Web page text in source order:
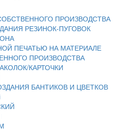
ПРОИЗВОДСТВА
РЕЗИНОК-ПУГОВОК
ПЕЧАТЬЮ НА МАТЕРИАЛЕ
ПРОИЗВОДСТВА
КАРТОЧКИ
БАНТИКОВ И ЦВЕТКОВ